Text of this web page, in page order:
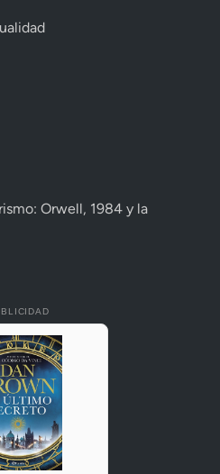
Orwell, 1984 y la